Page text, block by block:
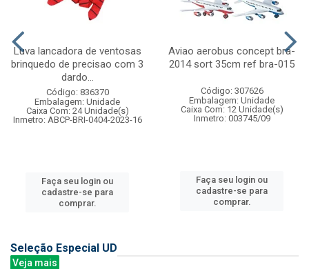
Luva lancadora de ventosas
brinquedo de precisao com 3
dardo...
Código: 836370
Embalagem: Unidade
Caixa Com: 24 Unidade(s)
Inmetro: ABCP-BRI-0404-2023-16
Faça seu login ou
cadastre-se para
comprar.
Aviao aerobus concept bra-
2014 sort 35cm ref bra-015
Código: 307626
Embalagem: Unidade
Caixa Com: 12 Unidade(s)
Inmetro: 003745/09
Faça seu login ou
cadastre-se para
comprar.
Seleção Especial UD
Veja mais